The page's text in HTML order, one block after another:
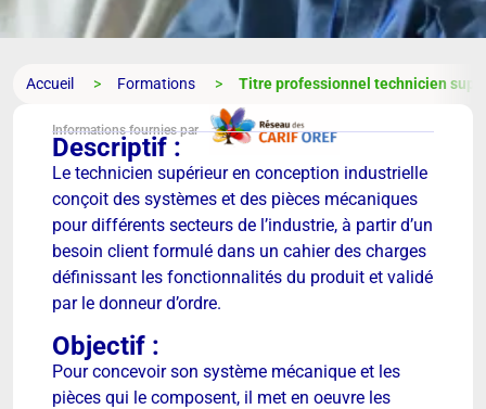
Accueil Formations Titre professionnel technicien
Informations fournies par
Descriptif :
Le technicien supérieur en conception industrielle
conçoit des systèmes et des pièces mécaniques
pour différents secteurs de l’industrie, à partir d’un
besoin client formulé dans un cahier des charges
définissant les fonctionnalités du produit et validé
par le donneur d’ordre.
Objectif :
Pour concevoir son système mécanique et les
pièces qui le composent, il met en oeuvre les